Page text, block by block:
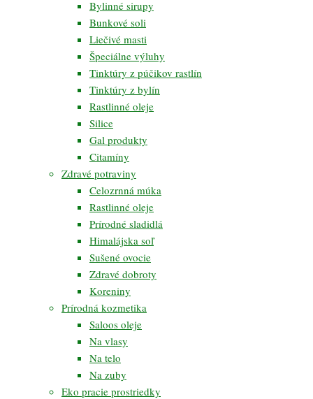
Bylinné sirupy
Bunkové soli
Liečivé masti
Špeciálne výluhy
Tinktúry z púčikov rastlín
Tinktúry z bylín
Rastlinné oleje
Silice
Gal produkty
Citamíny
Zdravé potraviny
Celozrnná múka
Rastlinné oleje
Prírodné sladidlá
Himalájska soľ
Sušené ovocie
Zdravé dobroty
Koreniny
Prírodná kozmetika
Saloos oleje
Na vlasy
Na telo
Na zuby
Eko pracie prostriedky